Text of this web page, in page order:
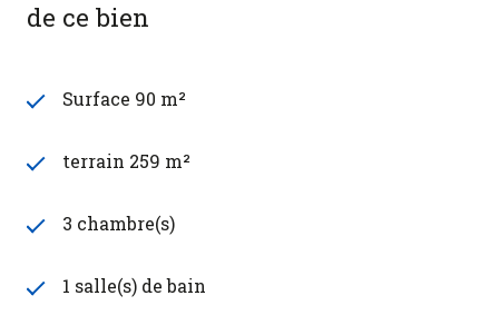
de ce bien
Surface 90 m²
terrain 259 m²
3 chambre(s)
1 salle(s) de bain